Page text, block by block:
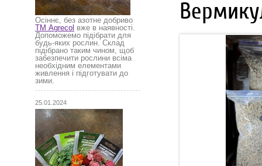
Осіннє, без азотне добриво
ТМ Agrecol вже в наявності.
Допоможемо підібрати для
будь-яких рослин. Склад
підібрано таким чином, щоб
забезпечити рослини всіма
необхідним елементами
живлення і підготувати до
зими.
25.01.2024